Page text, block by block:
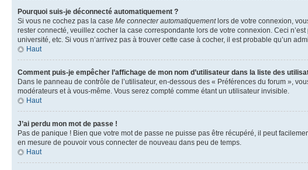
Pourquoi suis-je déconnecté automatiquement ?
Si vous ne cochez pas la case Me connecter automatiquementlors de votre connexion,
rester connecté, veuillez cocher la case correspondante lors de votre connexion. Ceci
université, etc. Si vous n’arrivez pas à trouver cette case à cocher, il est probable qu’un
Haut
Comment puis-je empêcher l’affichage de mon nom d’utilisateur dans la liste des
Dans le panneau de contrôle de l’utilisateur, en-dessous des « Préférences du forum »,
modérateurs et à vous-même. Vous serez compté comme étant un utilisateur invisible.
Haut
J’ai perdu mon mot de passe !
Pas de panique ! Bien que votre mot de passe ne puisse pas être récupéré, il peut
en mesure de pouvoir vous connecter de nouveau dans peu de temps.
Haut